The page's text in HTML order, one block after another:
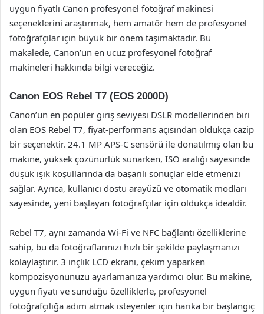
uygun fiyatlı Canon profesyonel fotoğraf makinesi
seçeneklerini araştırmak, hem amatör hem de profesyonel
fotoğrafçılar için büyük bir önem taşımaktadır. Bu
makalede, Canon’un en ucuz profesyonel fotoğraf
makineleri hakkında bilgi vereceğiz.
Canon EOS Rebel T7 (EOS 2000D)
Canon’un en popüler giriş seviyesi DSLR modellerinden biri
olan EOS Rebel T7, fiyat-performans açısından oldukça cazip
bir seçenektir. 24.1 MP APS-C sensörü ile donatılmış olan bu
makine, yüksek çözünürlük sunarken, ISO aralığı sayesinde
düşük ışık koşullarında da başarılı sonuçlar elde etmenizi
sağlar. Ayrıca, kullanıcı dostu arayüzü ve otomatik modları
sayesinde, yeni başlayan fotoğrafçılar için oldukça idealdir.
Rebel T7, aynı zamanda Wi-Fi ve NFC bağlantı özelliklerine
sahip, bu da fotoğraflarınızı hızlı bir şekilde paylaşmanızı
kolaylaştırır. 3 inçlik LCD ekranı, çekim yaparken
kompozisyonunuzu ayarlamanıza yardımcı olur. Bu makine,
uygun fiyatı ve sunduğu özelliklerle, profesyonel
fotoğrafçılığa adım atmak isteyenler için harika bir başlangıç